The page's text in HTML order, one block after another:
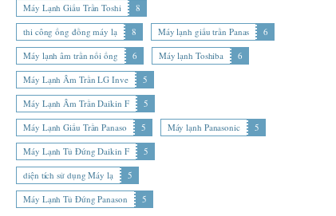
Máy Lạnh Giấu Trần Toshi
8
thi công ống đồng máy lạ
8 Máy lạnh giấu trần Panas
6
Máy lạnh âm trần nối ống
6 Máy lạnh Toshiba
6
Máy Lạnh Âm Trần LG Inve
5
Máy Lạnh Âm Trần Daikin F
5
Máy Lạnh Giấu Trần Panaso
5 Máy lạnh Panasonic
5
Máy Lạnh Tủ Đứng Daikin F
5
diện tích sử dụng Máy lạ
5
Máy Lạnh Tủ Đứng Panason
5